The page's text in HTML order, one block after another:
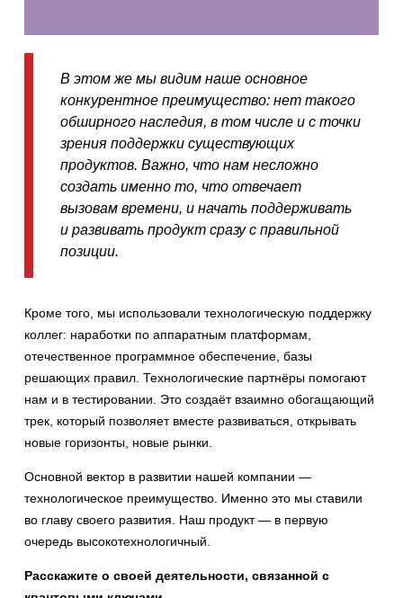
В этом же мы видим наше основное
конкурентное преимущество: нет такого
обширного наследия, в том числе и с точки
зрения поддержки существующих
продуктов. Важно, что нам несложно
создать именно то, что отвечает
вызовам времени, и начать поддерживать
и развивать продукт сразу с правильной
позиции.
Кроме того, мы использовали технологическую поддержку
коллег: наработки по аппаратным платформам,
отечественное программное обеспечение, базы
решающих правил. Технологические партнёры помогают
нам и в тестировании. Это создаёт взаимно обогащающий
трек, который позволяет вместе развиваться, открывать
новые горизонты, новые рынки.
Основной вектор в развитии нашей компании —
технологическое преимущество. Именно это мы ставили
во главу своего развития. Наш продукт — в первую
очередь высокотехнологичный.
Расскажите о своей деятельности, связанной с